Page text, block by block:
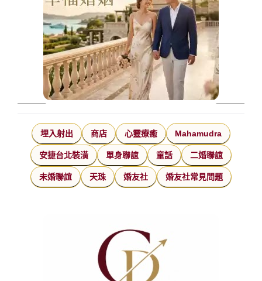
埋入射出 商店 心靈療癒 Mahamudra
安捷台北裝潢 單身聯誼 童話 二婚聯誼
未婚聯誼 天珠 婚友社 婚友社常見問題